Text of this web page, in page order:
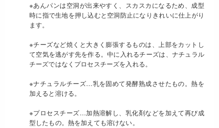
※あんパンは空洞が出来やすく、スカスカになるため、成型
時に指で生地を押し込むと空洞防止になりきれいに仕上がり
ます。
※チーズなど焼くと大きく膨張するものは、上部をカットし
て空気を逃がす先を作る。中に入れるチーズは、ナチュラル
チーズではなくプロセスチーズを入れる。
※ナチュラルチーズ…乳を固めて発酵熟成させたもの。熱を
加えると溶ける。
※プロセスチーズ…加熱溶解し、乳化剤などを加えて再び成
型したもの。熱を加えても溶けない。